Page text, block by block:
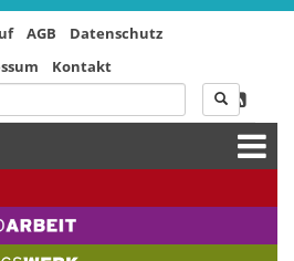
AGB
Datenschutz
Kontakt